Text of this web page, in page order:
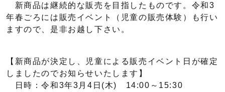
新商品は継続的な販売を目指したものです。令和3
年春ごろには販売イベント（児童の販売体験）も行い
ますので、是非お越し下さい。
【新商品が決定し、児童による販売イベント日が確定
しましたのでお知らせいたします】
日時：令和3年3月4日(木) 14:00～15:30